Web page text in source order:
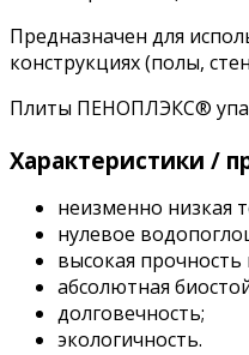
Предназначен для
конструкциях (полы,
Плиты ПЕНОПЛЭКС®
Характеристики /
неизменно низкая
нулевое
высокая прочность
абсолютная
долговечность;
экологичность.